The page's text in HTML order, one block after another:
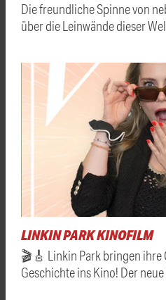
Die freundliche Spinne von
über die Leinwände dieser
LINKIN PARK KINOFILM
🎬🎸 Linkin Park bringen ihre
Geschichte ins Kino! Der